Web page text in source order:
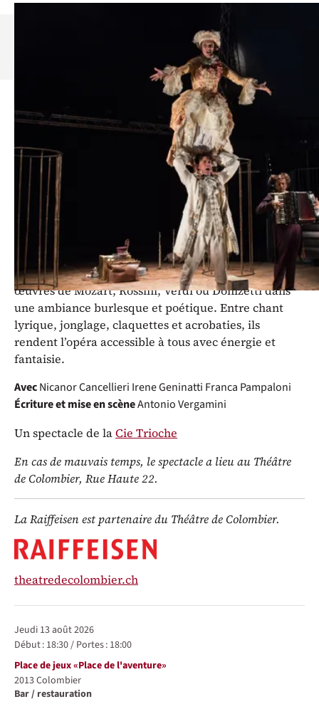
Théâtre de
Dans le cadre de sa saison 26/27, le
Théâtre de Colombier sort de ses
murs le temps d’une soirée et
accueille le spectacleOpéra Guitta,
de la Compagnie Trioche.
Opéra Guitta
est un spectacle original de la
compagnie italienne Trio Trioche, qui revisite les
œuvres de Mozart, Rossini, Verdi ou Donizetti dans
une ambiance burlesque et poétique. Entre chant
lyrique, jonglage, claquettes et acrobaties, ils
rendent l’opéra accessible à tous avec énergie et
fantaisie.
AvecNicanor Cancellieri Irene Geninatti Franca Pampaloni
Écriture et mise en scèneAntonio Vergamini
Un spectacle de laCie Trioche
En cas de mauvais temps, le spectacle a lieu au Théâtre
de Colombier, Rue Haute 22.
La Raiffeisen est partenaire du Théâtre de Colombier.
theatredecolombier.ch
jeudi 13 août 2026
Début : 18:30/ Portes : 18:00
Lieu
Place de jeux «Place de l'aventure»
2013Colombier
Bar / restauration